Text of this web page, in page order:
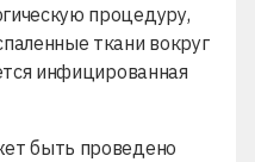
процедуру,
ткани вокруг
инфицированная
быть проведено